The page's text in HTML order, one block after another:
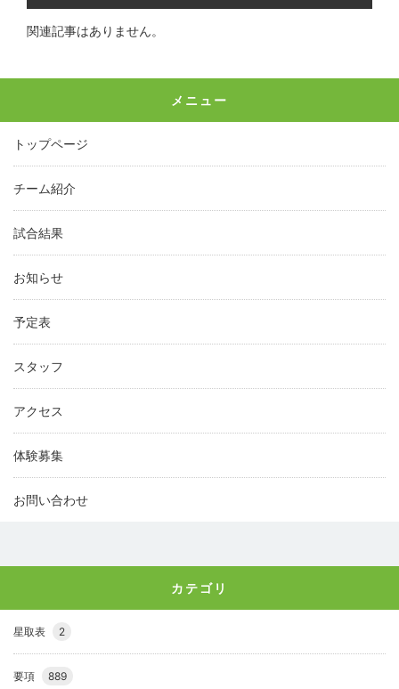
関連記事はありません。
メニュー
トップページ
チーム紹介
試合結果
お知らせ
予定表
スタッフ
アクセス
体験募集
お問い合わせ
カテゴリ
星取表 2
要項 889